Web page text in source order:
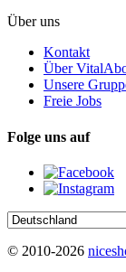
Über uns
Kontakt
Über
Unsere
Freie Jobs
Folge uns auf
© 2010-2026